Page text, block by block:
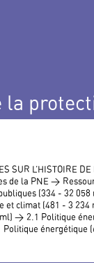
la
SUR L’HISTOIRE
de la PNE >
(334 - 32
et climat (481 - 3 234
ml) > 2.1 Politique
Politique énergétique